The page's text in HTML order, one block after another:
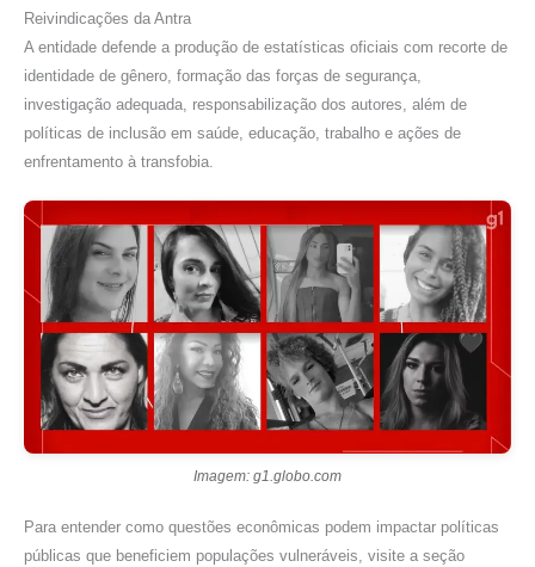
Reivindicações da Antra
A entidade defende a produção de estatísticas oficiais com recorte de
identidade de gênero, formação das forças de segurança,
investigação adequada, responsabilização dos autores, além de
políticas de inclusão em saúde, educação, trabalho e ações de
enfrentamento à transfobia.
Imagem: g1.globo.com
Para entender como questões econômicas podem impactar políticas
públicas que beneficiem populações vulneráveis, visite a seção